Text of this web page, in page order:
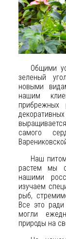
Общими
зеленый
новыми
нашим
самого
Наш
растем мы
нашими
изучаем
рыб,
Все это
могли
природы на